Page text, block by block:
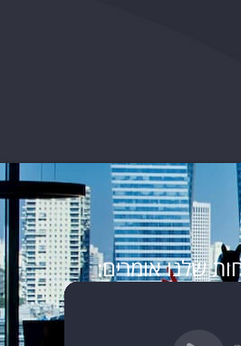
שלנו אומרים: